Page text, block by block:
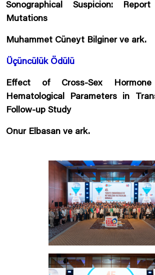
Sonographical Suspicion:
Mutations
Muhammet Cüneyt Bilginer ve ark.
Üçüncülük Ödülü
Effect of Cross-Sex
Hematological Parameters in
Follow-up Study
Onur Elbasan ve ark.